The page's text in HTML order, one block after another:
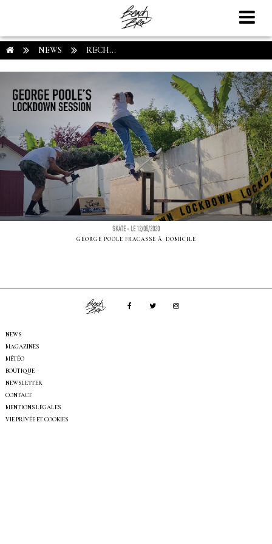
NEWS RECH...
SKATE - LE 12/05/2020
GEORGE POOLE FRACASSE Ã DOMICILE
NEWS
MAGAZINES
MÉTÉO
BOUTIQUE
NEWSLETTER
CONTACT
MENTIONS LÉGALES
VIE PRIVÉE ET COOKIES